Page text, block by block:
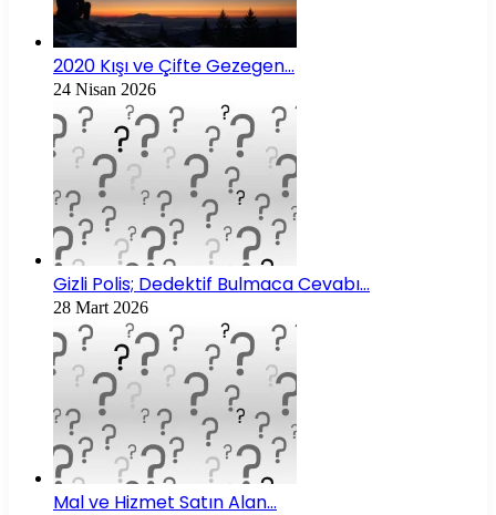
2020 Kışı ve Çifte Gezegen…
24 Nisan 2026
Gizli Polis; Dedektif Bulmaca Cevabı…
28 Mart 2026
Mal ve Hizmet Satın Alan…